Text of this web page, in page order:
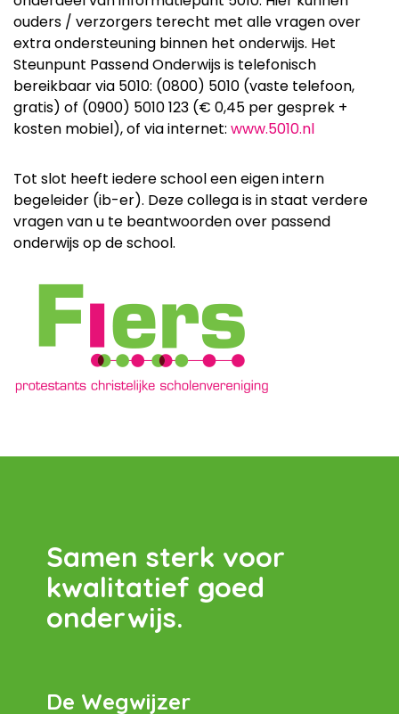
ouders / verzorgers terecht met alle vragen over
extra ondersteuning binnen het onderwijs. Het
Steunpunt Passend Onderwijs is telefonisch
bereikbaar via 5010: (0800) 5010 (vaste telefoon,
gratis) of (0900) 5010 123 (€ 0,45 per gesprek +
kosten mobiel), of via internet: www.5010.nl
Tot slot heeft iedere school een eigen intern
begeleider (ib-er). Deze collega is in staat verdere
vragen van u te beantwoorden over passend
onderwijs op de school.
Samen sterk voor
kwalitatief goed
onderwijs.
De Wegwijzer